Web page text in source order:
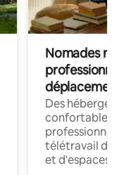
Nomades
déplacement
Des
confortables
professionnels
télétravail
et d'espaces